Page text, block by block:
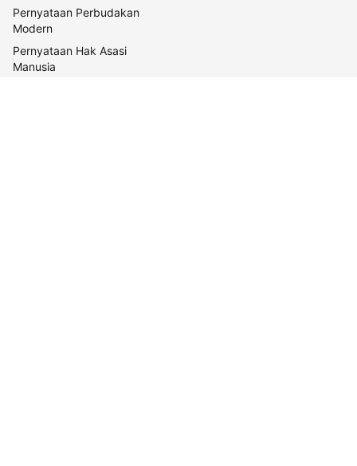
Pernyataan Perbudakan
Modern
Pernyataan Hak Asasi
Manusia